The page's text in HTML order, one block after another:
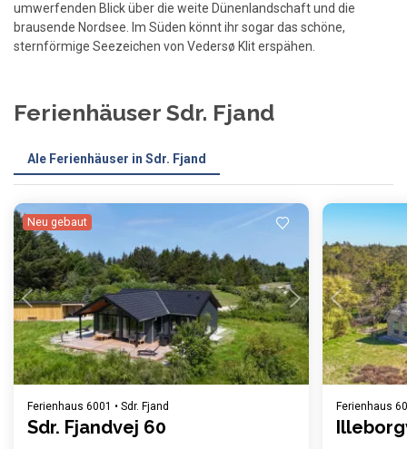
umwerfenden Blick über die weite Dünenlandschaft und die
brausende Nordsee. Im Süden könnt ihr sogar das schöne,
sternförmige Seezeichen von Vedersø Klit erspähen.
Ferienhäuser Sdr. Fjand
Ale Ferienhäuser in Sdr. Fjand
Neu gebaut Einen Moment Geduld ...
Ferienhaus 6001 • Sdr. Fjand
Sdr. Fjandvej 60
Ferienhaus